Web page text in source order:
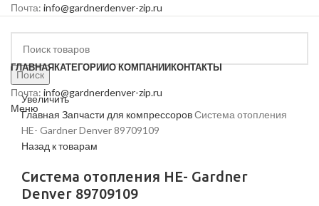
Почта: info@gardnerdenver-zip.ru
Поиск
Почта: info@gardnerdenver-zip.ru
Меню
ГЛАВНАЯКАТЕГОРИИО КОМПАНИИКОНТАКТЫ
Увеличить
Главная Запчасти для компрессоровСистема отопления
HE- Gardner Denver 89709109
Назад к товарам
Система отопления HE- Gardner
Denver 89709109